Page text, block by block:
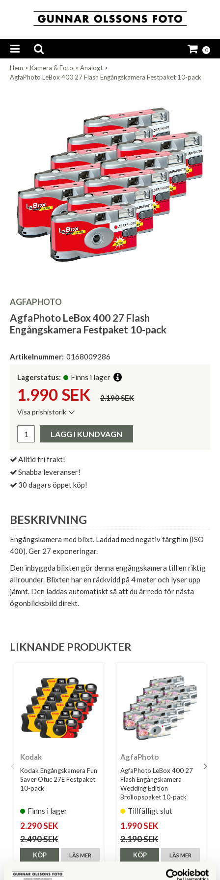
0
Hem > Kamera & Foto > Analogt >
AgfaPhoto LeBox 400 27 Flash Engångskamera Festpaket 10-pack
AGFAPHOTO
AgfaPhoto LeBox 400 27 Flash
Engångskamera Festpaket 10-pack
Artikelnummer: 0168009286
Lagerstatus: Finns i lager
1.990 SEK 2.190 SEK
Visa prishistorik
Pris:
LÄGG I KUNDVAGN
Alltid fri frakt!
Snabba leveranser!
30 dagars öppet köp!
BESKRIVNING
Engångskamera med blixt. Laddad med negativ färgfilm (ISO
400). Ger 27 exponeringar.
Den inbyggda blixten gör denna engångskamera till en riktig
allrounder. Blixten har en räckvidd på 4 meter och lyser upp
jämnt. Den laddas automatiskt så att du är redo för nästa
ögonblicksbild direkt.
LIKNANDE PRODUKTER
Kodak
Kodak Engångskamera Fun
Saver Otuc 27E Festpaket
10-pack
Finns i lager
2.290 SEK
2.490 SEK
LÄS MER
KÖP
AgfaPhoto
AgfaPhoto LeBox 400 27
Flash Engångskamera
Wedding Edition
Bröllopspaket 10-pack
Tillfälligt slut
1.990 SEK
2.190 SEK
LÄS MER
KÖP